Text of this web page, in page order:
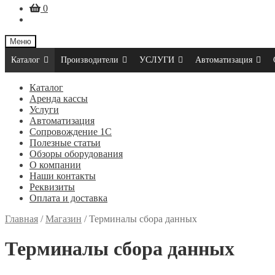
0
Меню
Каталог
Производители УСЛУГИ Автоматизация
Каталог
Аренда кассы
Услуги
Автоматизация
Сопровождение 1С
Полезные статьи
Обзоры оборудования
О компании
Наши контакты
Реквизиты
Оплата и доставка
Главная /Магазин /Терминалы сбора данных
Терминалы сбора данных